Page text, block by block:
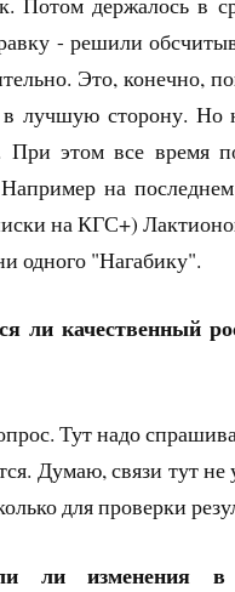
- решили
Это, конечно,
лучшую сторону. Но
При этом все время
на
на КГС+)
одного "Нагабику".
ли качественный
Тут надо
Думаю, связи тут не
для проверки
ли изменения